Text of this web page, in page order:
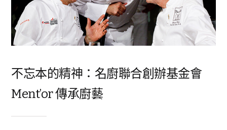
不忘本的精神：名廚聯合創辦基金會
Ment’or 傳承廚藝